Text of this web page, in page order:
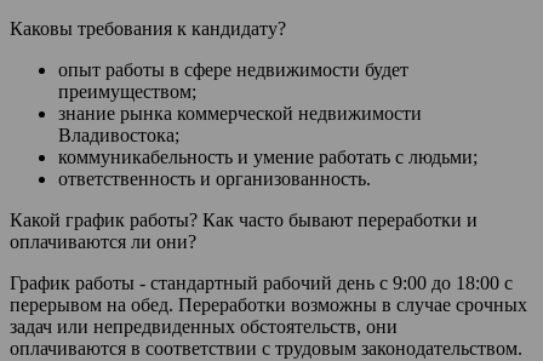
Каковы требования к кандидату?
опыт работы в сфере недвижимости будет
преимуществом;
знание рынка коммерческой недвижимости
Владивостока;
коммуникабельность и умение работать с людьми;
ответственность и организованность.
Какой график работы? Как часто бывают переработки и
оплачиваются ли они?
График работы - стандартный рабочий день с 9:00 до 18:00 с
перерывом на обед. Переработки возможны в случае срочных
задач или непредвиденных обстоятельств, они
оплачиваются в соответствии с трудовым законодательством.